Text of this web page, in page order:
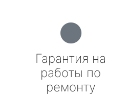
Гарантия на
работы по
ремонту